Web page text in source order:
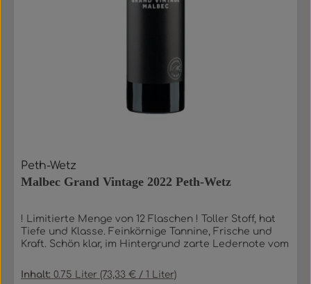
Peth-Wetz
Malbec Grand Vintage 2022 Peth-Wetz
! Limitierte Menge von 12 Flaschen ! Toller Stoff, hat
Tiefe und Klasse. Feinkörnige Tannine, Frische und
Kraft. Schön klar, im Hintergrund zarte Ledernote vom
eines deutschen Rotweins und die Tiefe eines
ausländischen Malbec. Großartiger Weg. Etwas Neues
Inhalt:0.75 Liter (73,33 € / 1 Liter)